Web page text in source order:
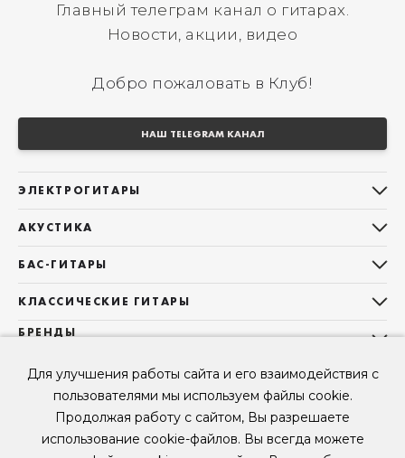
Для улучшения работы сайта и его взаимодействия с
пользователями мы используем файлы cookie.
Продолжая работу с сайтом, Вы разрешаете
использование cookie-файлов. Вы всегда можете
Главный телеграм канал о гитарах.
Новости, акции, видео
Добро пожаловать в Клуб!
НАШ TELEGRAM КАНАЛ
ЭЛЕКТРОГИТАРЫ
Telecaster
Les Paul
Superstrat
АКУСТИКА
Фолки (ОМ, 000, 00)
Гранд Аудиториум
Б/У, уцененные гитары
БАС-ГИТАРЫ
Precision Bass
Б/У, уцененные гитары
КЛАССИЧЕСКИЕ ГИТАРЫ
Все классические гитары
Б/У, уцененные гитары
БРЕНДЫ
Sigma Guitars
Enya Guitars
Fender
Gibson
Контакты
Мы в Telegram
Мы в ВК